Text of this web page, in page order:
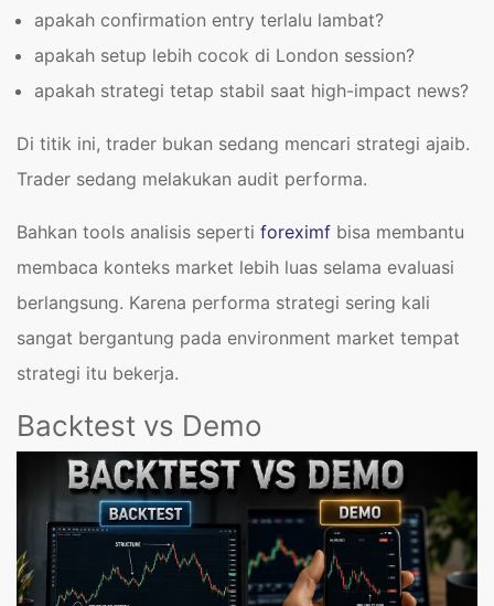
apakah confirmation entry terlalu lambat?
apakah setup lebih cocok di London session?
apakah strategi tetap stabil saat high-impact news?
Di titik ini, trader bukan sedang mencari strategi ajaib.
Trader sedang melakukan audit performa.
Bahkan tools analisis seperti foreximf bisa membantu
membaca konteks market lebih luas selama evaluasi
berlangsung. Karena performa strategi sering kali
sangat bergantung pada environment market tempat
strategi itu bekerja.
Backtest vs Demo